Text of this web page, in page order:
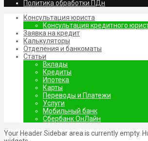
Политика обработки ПДн
Консультация юриста
Консультация кредитного
Заявка на кредит
Калькуляторы
Отделения и банкоматы
Статьи
Вклады
Кредиты
Ипотека
Карты
Переводы и Платежи
Услуги
Мобильный банк
Сбербанк ОнЛайн
Your Header Sidebar area is currently empty.